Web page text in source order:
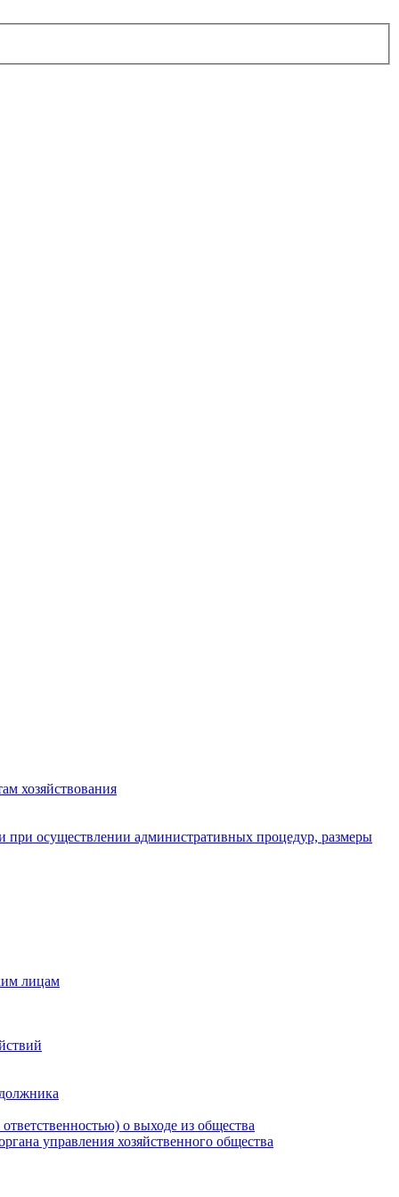
хозяйствования
осуществлении административных процедур, размеры
лицам
о выходе из общества
управления хозяйственного общества